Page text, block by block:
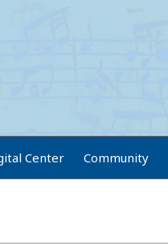
Center Community